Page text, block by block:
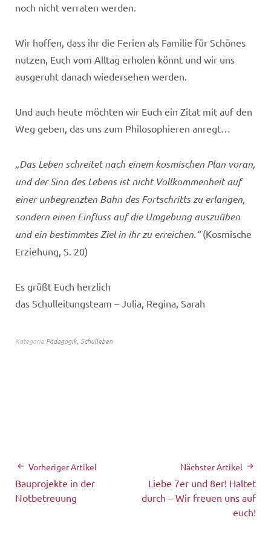
noch nicht verraten werden.
Wir hoffen, dass ihr die Ferien als Familie für Schönes
nutzen, Euch vom Alltag erholen könnt und wir uns
ausgeruht danach wiedersehen werden.
Und auch heute möchten wir Euch ein Zitat mit auf den
Weg geben, das uns zum Philosophieren anregt…
„Das Leben schreitet nach einem kosmischen Plan voran,
und der Sinn des Lebens ist nicht Vollkommenheit auf
einer unbegrenzten Bahn des Fortschritts zu erlangen,
sondern einen Einfluss auf die Umgebung auszuüben
und ein bestimmtes Ziel in ihr zu erreichen.“(Kosmische
Erziehung, S. 20)
Es grüßt Euch herzlich
das Schulleitungsteam – Julia, Regina, Sarah
Kategorie Pädagogik Schulleben
Vorheriger Artikel
Bauprojekte in der
Notbetreuung
Nächster Artikel
Liebe 7er und 8er! Haltet
durch – Wir freuen uns auf
euch!